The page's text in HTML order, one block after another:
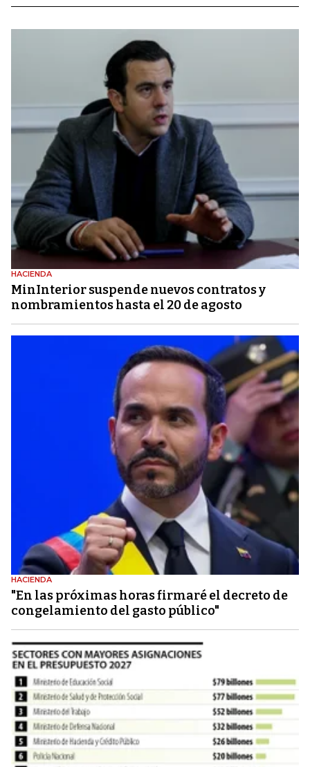
HACIENDA
MinInterior suspende nuevos contratos y
nombramientos hasta el 20 de agosto
HACIENDA
"En las próximas horas firmaré el decreto de
congelamiento del gasto público"